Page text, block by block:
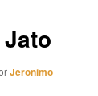
Jeronimo